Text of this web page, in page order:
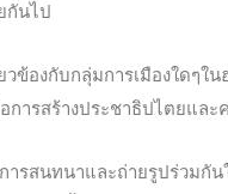
กันไป
วข้องกับกลุ่มการเมืองใดๆ
ารสร้างประชาธิปไตยและ
ารสนทนาและถ่ายรูปร่วมกั